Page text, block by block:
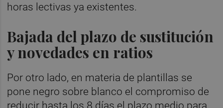
horas lectivas ya existentes.
Bajada del plazo de sustitución
y novedades en ratios
Por otro lado, en materia de plantillas se
pone negro sobre blanco el compromiso de
reducir hasta los 8 días el plazo medio para